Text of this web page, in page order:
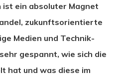
ist ein absoluter Magnet
zukunftsorientierte
Medien und Technik-
gespannt, wie sich die
hat und was diese im